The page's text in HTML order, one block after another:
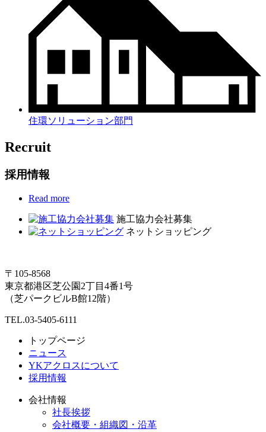
住環ソリューション部門
Recruit
採用情報
Read more
施工協力会社募集
ネットショッピング
〒105-8568
東京都港区芝公園2丁目4番1号
（芝パークビルB館12階）
TEL.03-5405-6111
トップページ
ニュース
YKアクロスについて
採用情報
会社情報
社長挨拶
会社概要・組織図・沿革